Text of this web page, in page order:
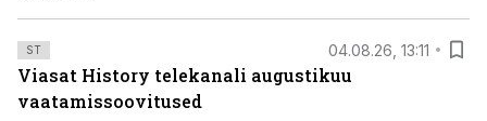
ST 04.08.26, 13:11
Viasat History telekanali augustikuu
vaatamissoovitused